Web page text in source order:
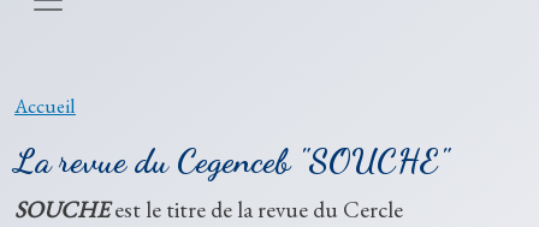
Accueil
La revue du Cegenceb "SOUCHE"
SOUCHE est le titre de la revue du Cercle